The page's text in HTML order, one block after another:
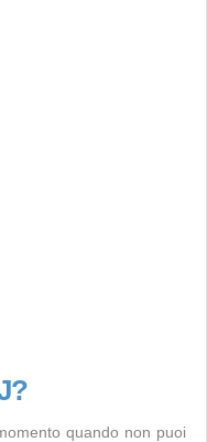
quando non puoi